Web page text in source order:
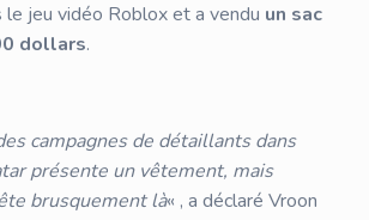
le jeu vidéo Roblox et a vendu un sac
dollars.
campagnes de détaillants dans
présente un vêtement, mais
brusquement là« , a déclaré Vroon